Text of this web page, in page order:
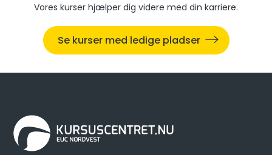
Vores kurser hjælper dig videre med din karriere.
Se kurser med ledige pladser